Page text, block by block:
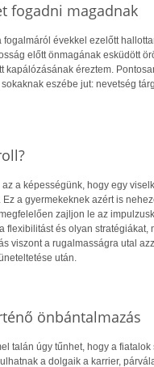
fogadni magadnak
fogalmáról évekkel ezelőtt
előtt önmagának esküdött
kapálózásának éreztem.
eszébe jut: nevetség
a képességünk, hogy egy
Ez a gyermekeknek azért is
zajljon le az
flexibilitást és olyan
viszont a rugalmasságra utal
után.
önbántalmazás
talán úgy tűnhet, hogy a
a dolgaik a karrier,